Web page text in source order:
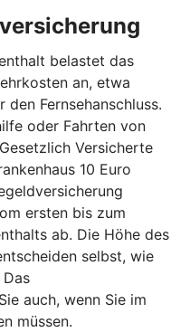
belastet das
an, etwa
Fernsehanschluss.
oder Fahrten von
Versicherte
10 Euro
ersten bis zum
ab. Die Höhe des
selbst, wie
auch, wenn Sie im
müssen.